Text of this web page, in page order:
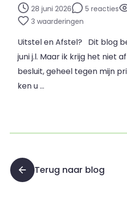
28 juni 2026 5 reacties
3 waarderingen
Uitstel en Afstel? Dit blog
juni j.l. Maar ik krijg het niet
besluit, geheel tegen mijn
ken u …
Terug naar blog